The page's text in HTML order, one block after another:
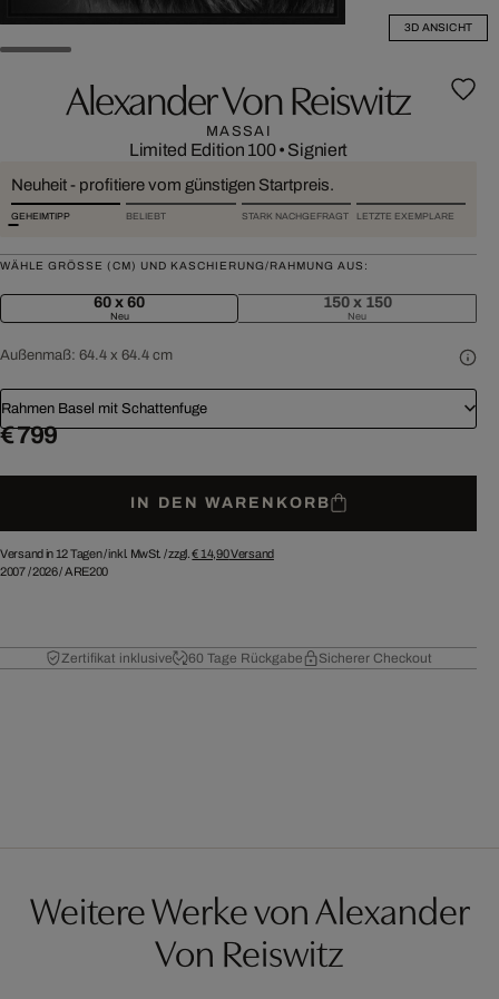
3D ANSICHT
Alexander Von Reiswitz
MASSAI
Limited Edition 100• Signiert
Neuheit - profitiere vom günstigen Startpreis.
GEHEIMTIPP BELIEBT STARK NACHGEFRAGT LETZTE EXEMPLARE
WÄHLE GRÖSSE (CM) UND KASCHIERUNG/RAHMUNG AUS:
60 x 60
Neu
150 x 150
Neu
Außenmaß: 64.4 x 64.4 cm
Rahmen Basel mit Schattenfuge
€ 799
IN DEN WARENKORB
Versand in 12 Tagen /inkl. MwSt. / zzgl.€ 14,90Versand
2007/2026/ARE200
Zertifikat inklusive 60 Tage Rückgabe Sicherer Checkout
Weitere Werke von Alexander
Von Reiswitz